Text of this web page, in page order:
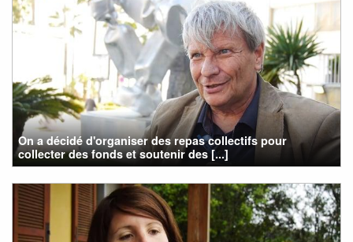
On a décidé d'organiser des repas collectifs pour
collecter des fonds et soutenir des [...]